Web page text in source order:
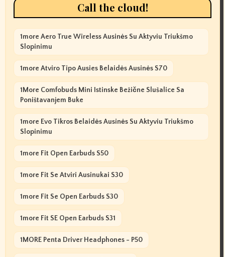
Call the cloud!
1more Aero True Wireless Ausinės Su Aktyviu Triukšmo
Slopinimu
1more Atviro Tipo Ausies Belaidės Ausinės S70
1More Comfobuds Mini Istinske Bežične Slušalice Sa
Poništavanjem Buke
1more Evo Tikros Belaidės Ausinės Su Aktyviu Triukšmo
Slopinimu
1more Fit Open Earbuds S50
1more Fit Se Atviri Ausinukai S30
1more Fit Se Open Earbuds S30
1more Fit SE Open Earbuds S31
1MORE Penta Driver Headphones - P50